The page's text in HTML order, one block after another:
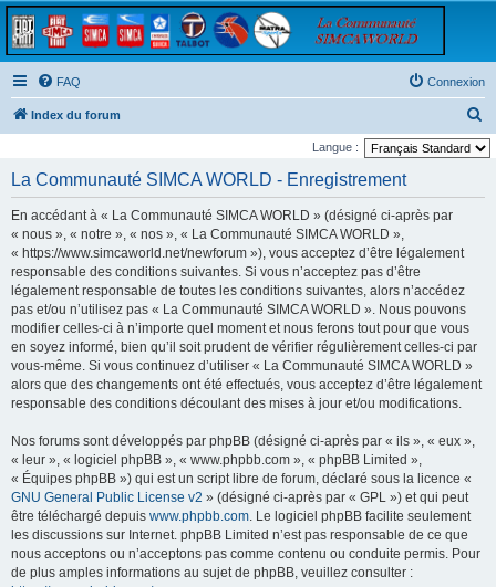
FAQ Connexion
Index du forum
e
Langue :
La Communauté SIMCA WORLD - Enregistrement
En accédant à « La Communauté SIMCA WORLD » (désigné ci-après par
« nous », « notre », « nos », « La Communauté SIMCA WORLD »,
« https://www.simcaworld.net/newforum »), vous acceptez d’être légalement
responsable des conditions suivantes. Si vous n’acceptez pas d’être
légalement responsable de toutes les conditions suivantes, alors n’accédez
pas et/ou n’utilisez pas « La Communauté SIMCA WORLD ». Nous pouvons
modifier celles-ci à n’importe quel moment et nous ferons tout pour que vous
en soyez informé, bien qu’il soit prudent de vérifier régulièrement celles-ci par
vous-même. Si vous continuez d’utiliser « La Communauté SIMCA WORLD »
alors que des changements ont été effectués, vous acceptez d’être légalement
responsable des conditions découlant des mises à jour et/ou modifications.
Nos forums sont développés par phpBB (désigné ci-après par « ils », « eux »,
« leur », « logiciel phpBB », « www.phpbb.com », « phpBB Limited »,
« Équipes phpBB ») qui est un script libre de forum, déclaré sous la licence «
GNU General Public License v2 » (désigné ci-après par « GPL ») et qui peut
être téléchargé depuis www.phpbb.com. Le logiciel phpBB facilite seulement
les discussions sur Internet. phpBB Limited n’est pas responsable de ce que
nous acceptons ou n’acceptons pas comme contenu ou conduite permis. Pour
de plus amples informations au sujet de phpBB, veuillez consulter :